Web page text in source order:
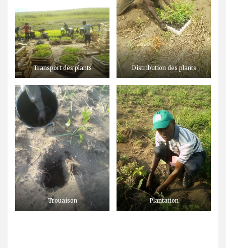
Transport des plants Distribution des plants
Trouaison Plantation